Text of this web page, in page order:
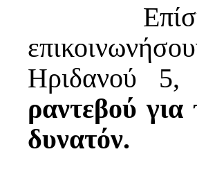
Επίσης τα
Ηριδανού
ραντεβού για
δυνατόν.